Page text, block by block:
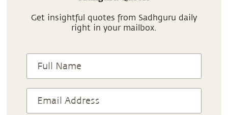
Get insightful quotes from Sadhguru daily
right in your mailbox.